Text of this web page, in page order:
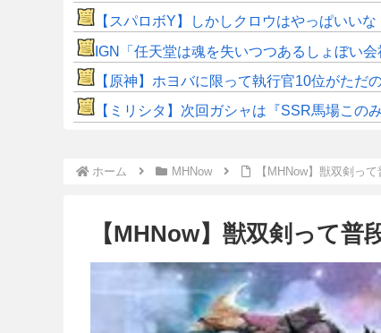
【スパロボY】しかしクロウはやっぱいい
IGN「任天堂は魂を失いつつあるしょぼい会
【原神】ホヨバに限って執行官10位がただ
【ミリシタ】次回ガシャは『SSR馬場この
ホーム MHNow 【MHNow】獣双剣っ
【MHNow】獣双剣って普